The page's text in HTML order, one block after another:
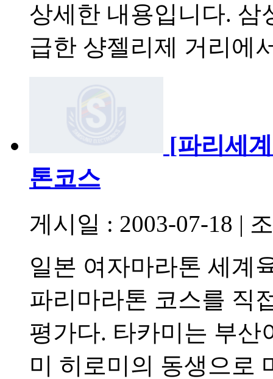
상세한 내용입니다. 삼
급한 샹젤리제 거리에
[파리세
톤코스
게시일 : 2003-07-18 |
일본 여자마라톤 세계
파리마라톤 코스를 직
평가다. 타카미는 부
미 히로미의 동생으로